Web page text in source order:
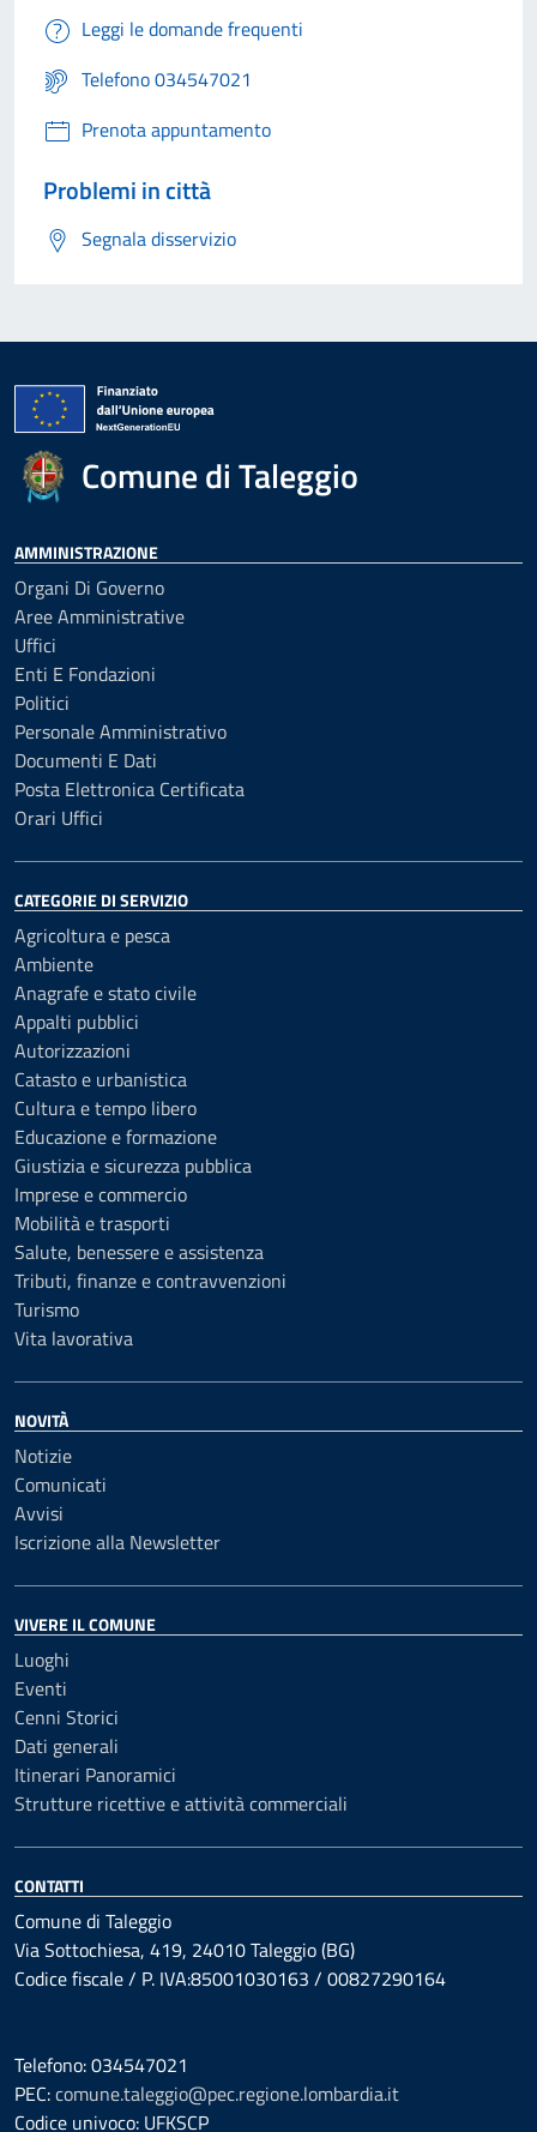
Leggi le domande frequenti
Telefono 034547021
Prenota appuntamento
Problemi in città
Segnala disservizio
Comune di Taleggio
AMMINISTRAZIONE
Organi Di Governo
Aree Amministrative
Uffici
Enti E Fondazioni
Politici
Personale Amministrativo
Documenti E Dati
Posta Elettronica Certificata
Orari Uffici
CATEGORIE DI SERVIZIO
Agricoltura e pesca
Ambiente
Anagrafe e stato civile
Appalti pubblici
Autorizzazioni
Catasto e urbanistica
Cultura e tempo libero
Educazione e formazione
Giustizia e sicurezza pubblica
Imprese e commercio
Mobilità e trasporti
Salute, benessere e assistenza
Tributi, finanze e contravvenzioni
Turismo
Vita lavorativa
NOVITÀ
Notizie
Comunicati
Avvisi
Iscrizione alla Newsletter
VIVERE IL COMUNE
Luoghi
Eventi
Cenni Storici
Dati generali
Itinerari Panoramici
Strutture ricettive e attività commerciali
CONTATTI
Comune di Taleggio
Via Sottochiesa, 419, 24010 Taleggio (BG)
Codice fiscale / P. IVA:85001030163 / 00827290164
Telefono: 034547021
PEC:comune.taleggio@pec.regione.lombardia.it
Codice univoco: UFKSCP